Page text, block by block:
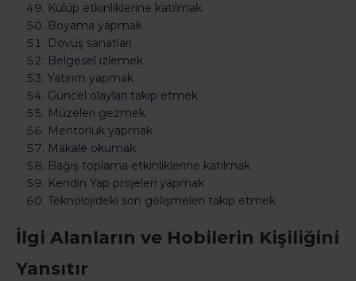
Kulüp etkinliklerine katılmak
Boyama yapmak
Dövüş sanatları
Belgesel izlemek
Yatırım yapmak
Güncel olayları takip etmek
Müzeleri gezmek
Mentorluk yapmak
Makale okumak
Bağış toplama etkinliklerine katılmak
Kendin Yap projeleri yapmak
Teknolojideki son gelişmeleri takip etmek
İlgi Alanların ve Hobilerin Kişiliğini
Yansıtır